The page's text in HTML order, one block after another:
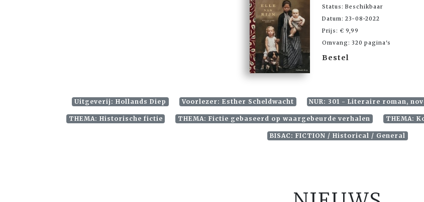
Status: Beschikbaar
Datum: 23-08-2022
Prijs: € 9,99
Omvang: 320 pagina's
Bestel
Uitgeverij: Hollands Diep Voorlezer: Esther Scheldwacht NUR: 301 - Literaire roman,
THEMA: Historische fictie THEMA: Fictie gebaseerd op waargebeurde verhalen THEMA:
BISAC: FICTION / Historical / General